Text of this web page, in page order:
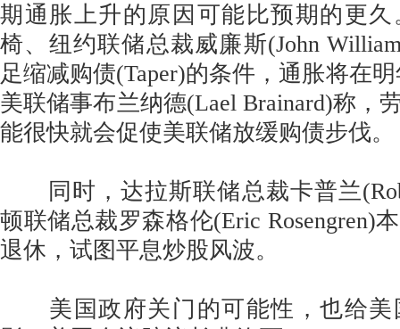
期通胀上升的原因可能比预期的更
椅、纽约联储总裁威廉斯(John
足缩减购债(Taper)的条件，通胀将在
美联储事布兰纳德(Lael Brainard)称，
能很快就会促使美联储放缓购债步伐。
同时，达拉斯联储总裁卡普兰
顿联储总裁罗森格伦(Eric Rosengren)
退休，试图平息炒股风波。
美国政府关门的可能性，也给美